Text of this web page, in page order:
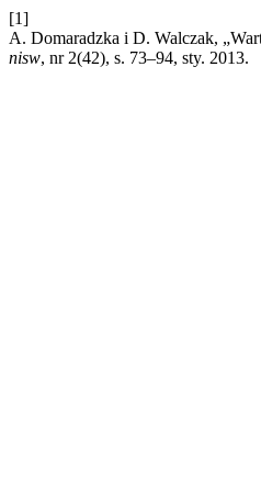
[1]
A. Domaradzka i D. Walczak,
nisw, nr 2(42), s. 73–94, sty. 2013.